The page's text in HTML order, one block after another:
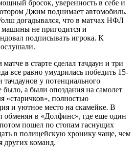
бросок, уверенность в себе и
Джим поднимает автомобиль.
догадывался, что в матчах НФЛ
машины не пригодится и
подписывать игрока. К
в старте сделал тачдаун и три
все равно умудрилась победить 15-
тачдаунов у потенциального
было, а были опоздания на самолет
«старичков», полностью
и уютное место на скамейке. В
обменян в «Долфинс», где еще один
потом пошел по стопам гаснущих
в полицейскую хронику чаще, чем
других команд.